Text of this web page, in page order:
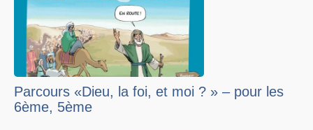
Parcours «Dieu, la foi, et moi ? » – pour les
6ème, 5ème